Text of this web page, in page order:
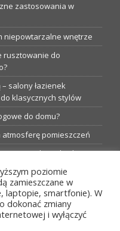
zastosowania w
niepowtarzalne wnętrze
rusztowanie do
salony łazienek
klasycznych stylów
do domu?
atmosferę pomieszczeń
podczas budowy
budowlańca i instalatora
5 praktycznych
poziomie
zamieszczane w
laptopie, smartfonie). W
dokonać zmiany
i wyłączyć